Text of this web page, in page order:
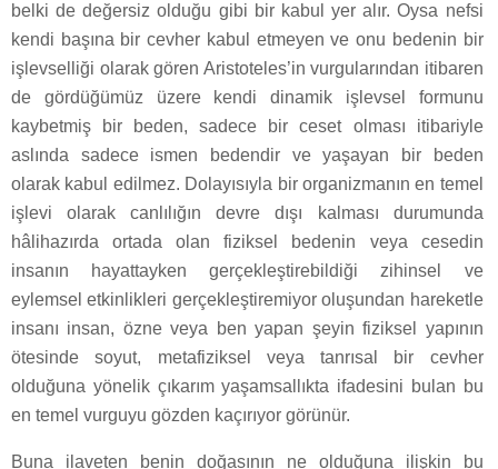
belki de değersiz olduğu gibi bir kabul yer alır. Oysa nefsi
kendi başına bir cevher kabul etmeyen ve onu bedenin bir
işlevselliği olarak gören Aristoteles’in vurgularından itibaren
de gördüğümüz üzere kendi dinamik işlevsel formunu
kaybetmiş bir beden, sadece bir ceset olması itibariyle
aslında sadece ismen bedendir ve yaşayan bir beden
olarak kabul edilmez. Dolayısıyla bir organizmanın en temel
işlevi olarak canlılığın devre dışı kalması durumunda
hâlihazırda ortada olan fiziksel bedenin veya cesedin
insanın hayattayken gerçekleştirebildiği zihinsel ve
eylemsel etkinlikleri gerçekleştiremiyor oluşundan hareketle
insanı insan, özne veya ben yapan şeyin fiziksel yapının
ötesinde soyut, metafiziksel veya tanrısal bir cevher
olduğuna yönelik çıkarım yaşamsallıkta ifadesini bulan bu
en temel vurguyu gözden kaçırıyor görünür.
Buna ilaveten benin doğasının ne olduğuna ilişkin bu